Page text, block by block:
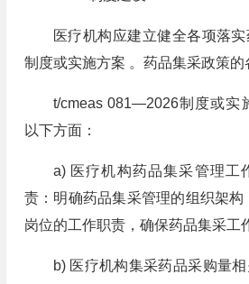
医疗机构应建立健全各项落
制度或实施方案 。药品集采政策的
t/cmeas 081—2026制度或实
以下方面：
a) 医疗机构药品集采管理工
责：明确药品集采管理的组织架构
岗位的工作职责，确保药品集采工
b) 医疗机构集采药品采购量